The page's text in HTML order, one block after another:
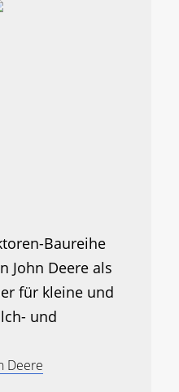
Baureihe
John Deere als
für kleine und
und
Deere